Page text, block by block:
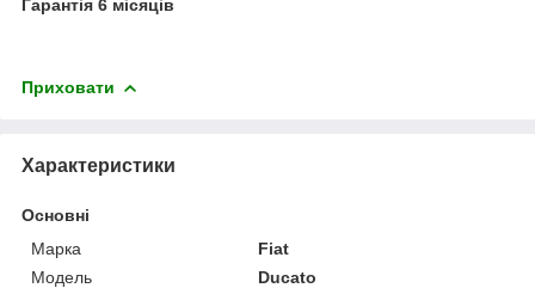
Гарантія 6 місяців
Приховати
Характеристики
Основні
Марка
Fiat
Модель
Ducato